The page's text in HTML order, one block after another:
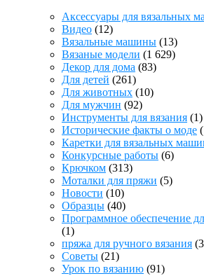
Аксессуары для вязальных
Видео (12)
Вязальные машины (13)
Вязаные модели (1 629)
Декор для дома (83)
Для детей (261)
Для животных (10)
Для мужчин (92)
Инструменты для вязания (1)
Исторические факты о моде
Каретки для вязальных
Конкурсные работы (6)
Крючком (313)
Моталки для пряжи (5)
Новости (10)
Образцы (40)
Программное обеспечение
(1)
пряжа для ручного вязания
Советы (21)
Урок по вязанию (91)